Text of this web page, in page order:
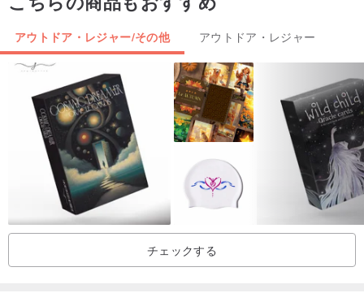
アウトドア・レジャー/その他 アウトドア・レジャー
チェックする